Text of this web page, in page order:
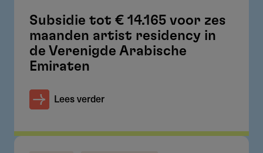
Subsidie tot € 14.165 voor zes
maanden artist residency in
de Verenigde Arabische
Emiraten
Lees verder